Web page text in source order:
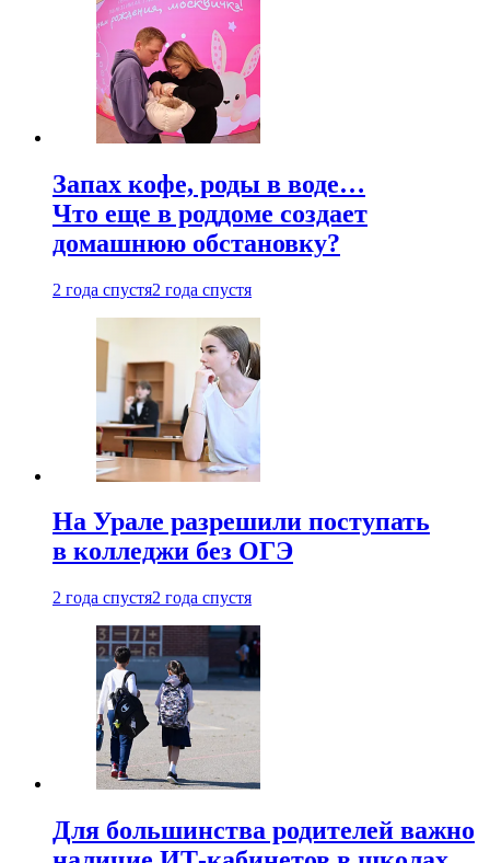
Запах кофе, роды в воде…
Что еще в роддоме создает
домашнюю обстановку?
2 года спустя2 года спустя
На Урале разрешили поступать
в колледжи без ОГЭ
2 года спустя2 года спустя
Для большинства родителей важно